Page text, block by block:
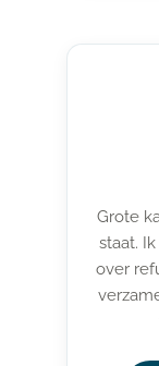
Grote
staat.
over